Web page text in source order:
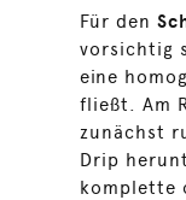
Für den
vorsichtig
eine
fließt. Am
zunächst
Drip
komplette